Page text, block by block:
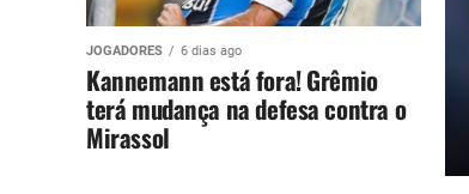
JOGADORES 6 dias ago
Kannemann está fora! Grêmio
terá mudança na defesa contra o
Mirassol